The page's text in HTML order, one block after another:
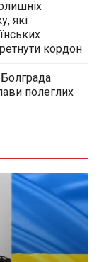
які
кордон
полеглих